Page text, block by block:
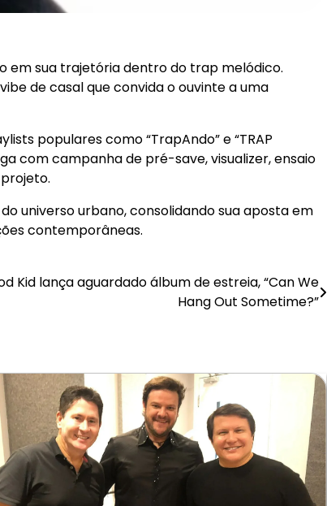
em sua trajetória dentro do trap melódico.
de casal que convida o ouvinte a uma
populares como “TrapAndo” e “TRAP
com campanha de pré-save, visualizer, ensaio
universo urbano, consolidando sua aposta em
contemporâneas.
Kid lança aguardado álbum de estreia, “Can We
Hang Out Sometime?”